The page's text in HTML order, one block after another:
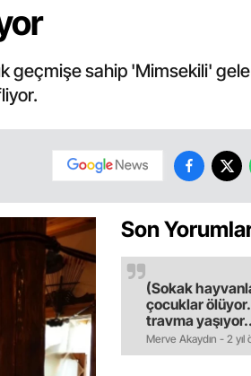
geçmişe sahip 'Mimsekili'
Son
Merve Akaydın - 2 yıl
(Sokak
çocuklar
travma
oluyor..gece
ile hastalık